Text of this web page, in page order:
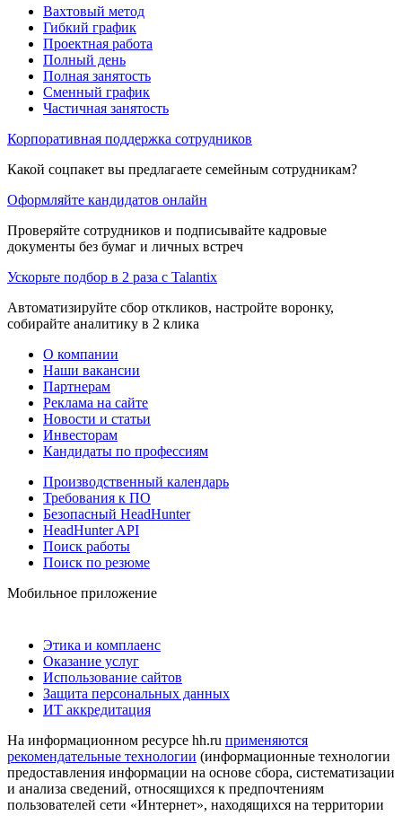
Вахтовый метод
Гибкий график
Проектная работа
Полный день
Полная занятость
Сменный график
Частичная занятость
Корпоративная поддержка сотрудников
Какой соцпакет вы предлагаете семейным сотрудникам?
Оформляйте кандидатов онлайн
Проверяйте сотрудников и подписывайте кадровые
документы без бумаг и личных встреч
Ускорьте подбор в 2 раза с Talantix
Автоматизируйте сбор откликов, настройте воронку,
собирайте аналитику в 2 клика
О компании
Наши вакансии
Партнерам
Реклама на сайте
Новости и статьи
Инвесторам
Кандидаты по профессиям
Производственный календарь
Требования к ПО
Безопасный HeadHunter
HeadHunter API
Поиск работы
Поиск по резюме
Мобильное приложение
Этика и комплаенс
Оказание услуг
Использование сайтов
Защита персональных данных
ИТ аккредитация
На информационном ресурсе hh.ru применяются
рекомендательные технологии (информационные технологии
предоставления информации на основе сбора, систематизации
и анализа сведений, относящихся к предпочтениям
пользователей сети «Интернет», находящихся на территории